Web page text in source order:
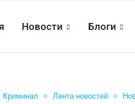
Новости Блоги
Криминал Лента новостей